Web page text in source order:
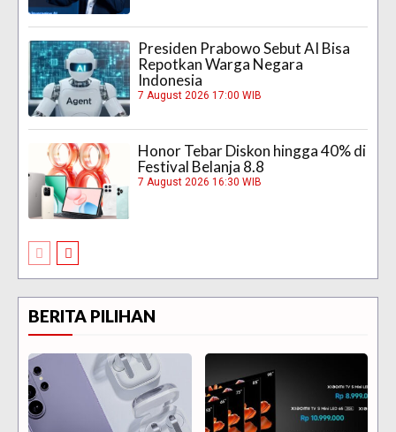
Presiden Prabowo Sebut AI Bisa
Repotkan Warga Negara
Indonesia
7 August 2026 17:00 WIB
Honor Tebar Diskon hingga 40% di
Festival Belanja 8.8
7 August 2026 16:30 WIB
BERITA PILIHAN